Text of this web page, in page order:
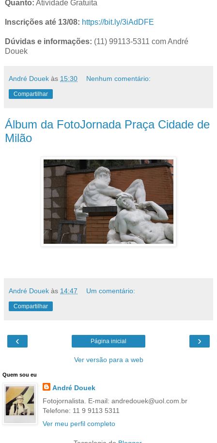
Quanto: Atividade Gratuita
Inscrições até 13/08: https://bit.ly/3iAdDFE
Dúvidas e informações: (11) 99113-5311 com André
Douek
André Douek às 15:30 Nenhum comentário:
Compartilhar
Álbum da FotoJornada Praça Cidade de
Milão
André Douek às 14:47 Um comentário:
Compartilhar
‹ ›
Página inicial
Ver versão para a web
Quem sou eu
André Douek
Fotojornalista. E-mail: andredouek@uol.com.br
Telefone: 11 9 9113 5311
Ver meu perfil completo